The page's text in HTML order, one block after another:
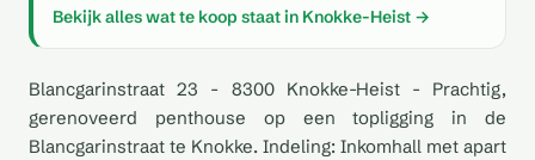
Bekijk alles wat te koop staat in Knokke-Heist →
Blancgarinstraat 23 - 8300 Knokke-Heist - Prachtig,
gerenoveerd penthouse op een topligging in de
Blancgarinstraat te Knokke. Indeling: Inkomhall met apart